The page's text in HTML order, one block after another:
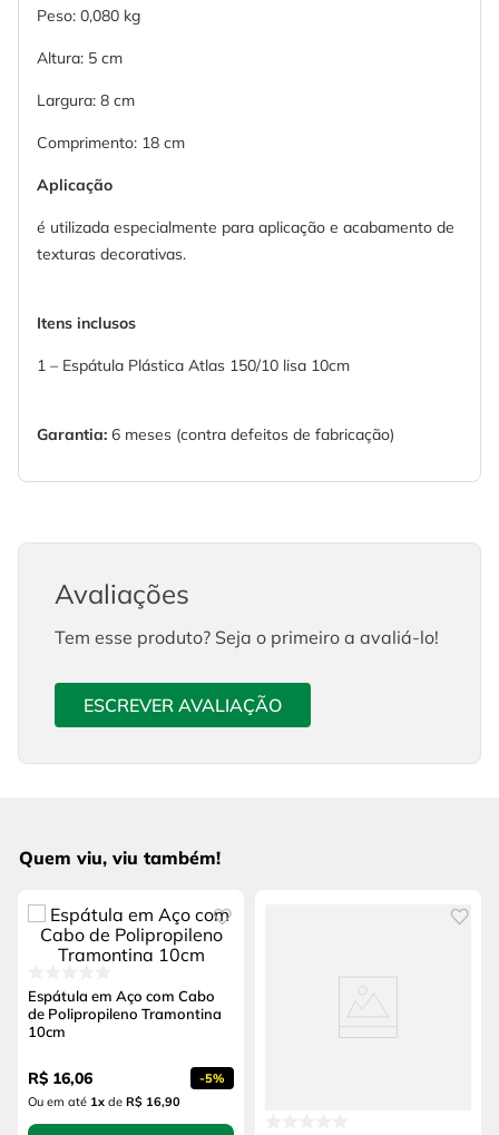
Peso: 0,080 kg
Altura: 5 cm
Largura: 8 cm
Comprimento: 18 cm
Aplicação
é utilizada especialmente para aplicação e acabamento de
texturas decorativas.
Itens inclusos
1 – Espátula Plástica Atlas 150/10 lisa 10cm
Garantia: 6 meses (contra defeitos de fabricação)
Avaliações
Tem esse produto? Seja o primeiro a avaliá-lo!
ESCREVER AVALIAÇÃO
Quem viu, viu também!
Espátula em Aço com Cabo
de Polipropileno Tramontina
10cm
R$ 16,06 -5%
Ou em até 1x de R$ 16,90